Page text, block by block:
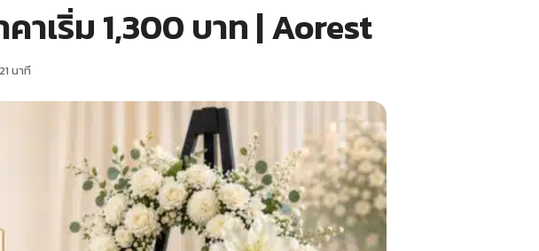
เริ่ม 1,300 บาท | Aorest
นาที